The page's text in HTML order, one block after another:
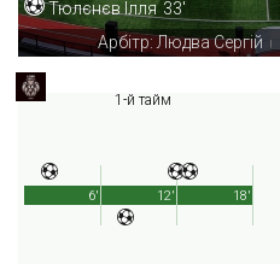
Тюлєнєв Ілля 33'
Арбітр: Людва Сергій |
1-й тайм
18'
6' 12'